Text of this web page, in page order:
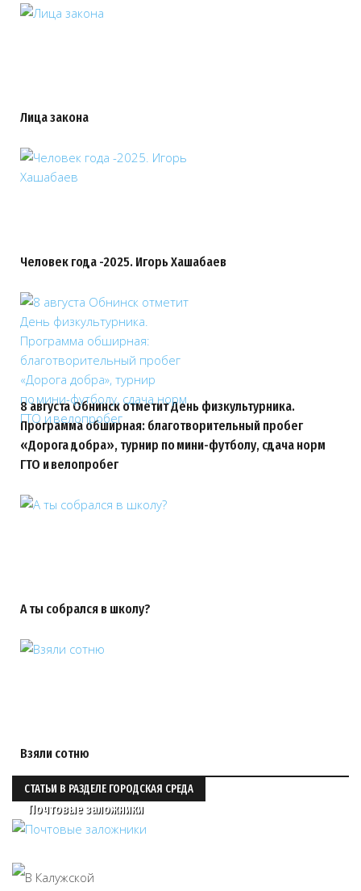
Лица закона
Человек года -2025. Игорь Хашабаев
8 августа Обнинск отметит День физкультурника.
Программа обширная: благотворительный пробег
«Дорога добра», турнир по мини-футболу, сдача норм
ГТО и велопробег
А ты собрался в школу?
Взяли сотню
СТАТЬИ В РАЗДЕЛЕ ГОРОДСКАЯ СРЕДА
Почтовые заложники